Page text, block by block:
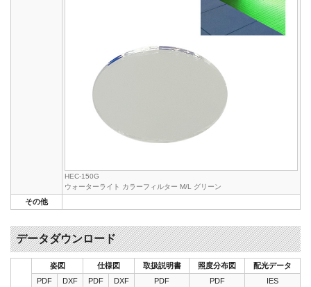
HEC-150G
ウォーターライト カラーフィルター M/L グリーン
その他
データダウンロード
姿図 仕様図 取扱説明書 照度分布図
配光データ
PDF
DXF PDF DXF PDF PDF IES